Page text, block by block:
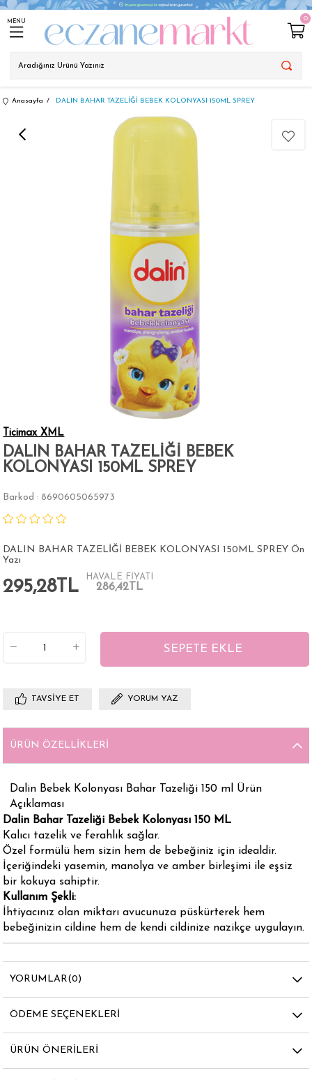
MENU 0
Anasayfa DALIN BAHAR TAZELİĞİ BEBEK KOLONYASI 150ML SPREY
Ticimax XML
DALIN BAHAR TAZELİĞİ BEBEK
KOLONYASI 150ML SPREY
Barkod : 8690605065973
DALIN BAHAR TAZELİĞİ BEBEK KOLONYASI 150ML SPREY Ön
Yazı
295,28TL
HAVALE FİYATI
286,42TL
TAVSIYE ET YORUM YAZ
ÜRÜN ÖZELLIKLERI
Dalin Bebek Kolonyası Bahar Tazeliği 150 ml Ürün
Açıklaması
Dalin Bahar Tazeliği Bebek Kolonyası 150 ML
Kalıcı tazelik ve ferahlık sağlar.
Özel formülü hem sizin hem de bebeğiniz için idealdir.
İçeriğindeki yasemin, manolya ve amber birleşimi ile eşsiz
bir kokuya sahiptir.
Kullanım Şekli:
İhtiyacınız olan miktarı avucunuza püskürterek hem
bebeğinizin cildine hem de kendi cildinize nazikçe uygulayın.
YORUMLAR(0)
ÖDEME SEÇENEKLERI
ÜRÜN ÖNERILERI